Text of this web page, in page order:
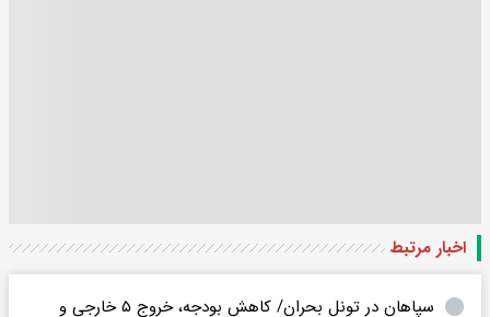
اخبار مرتبط
سپاهان در تونل بحران/ کاهش بودجه، خروج ۵ خارجی و